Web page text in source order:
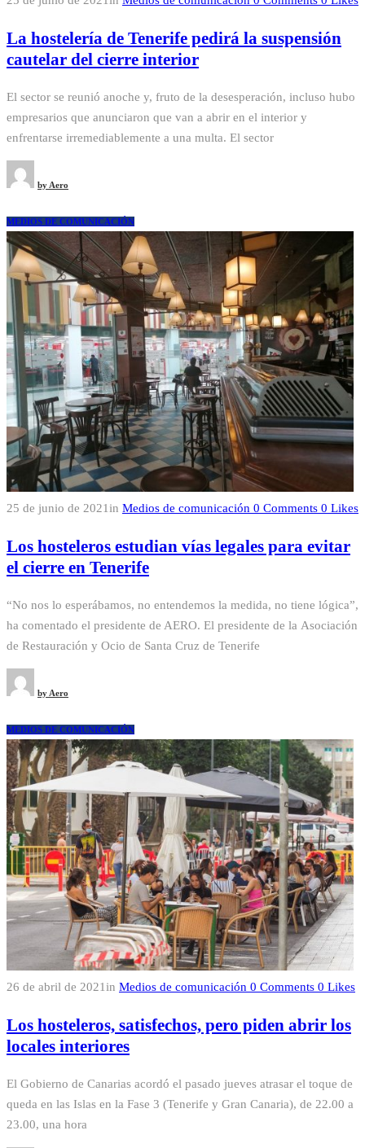
La hostelería de Tenerife pedirá la suspensión
cautelar del cierre interior
El sector se reunió anoche y, fruto de la desesperación, incluso hubo
empresarios que anunciaron que van a abrir en el interior y
enfrentarse irremediablemente a una multa. El sector
by Aero
MEDIOS DE COMUNICACIÓN
25 de junio de 2021 in Medios de comunicación 0 Comments 0 Likes
Los hosteleros estudian vías legales para evitar
el cierre en Tenerife
“No nos lo esperábamos, no entendemos la medida, no tiene lógica”,
ha comentado el presidente de AERO. El presidente de la Asociación
de Restauración y Ocio de Santa Cruz de Tenerife
by Aero
MEDIOS DE COMUNICACIÓN
26 de abril de 2021 in Medios de comunicación 0 Comments 0 Likes
Los hosteleros, satisfechos, pero piden abrir los
locales interiores
El Gobierno de Canarias acordó el pasado jueves atrasar el toque de
queda en las Islas en la Fase 3 (Tenerife y Gran Canaria), de 22.00 a
23.00, una hora